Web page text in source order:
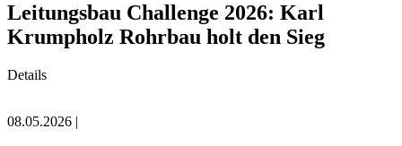
Leitungsbau Challenge 2026: Karl
Krumpholz Rohrbau holt den Sieg
Details
08.05.2026 |